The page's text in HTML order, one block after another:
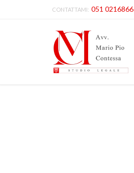
CONTATTAMI: 051 0216866